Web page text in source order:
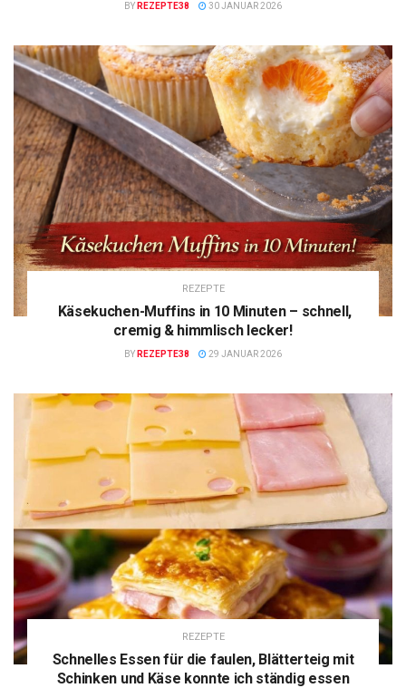
BY REZEPTE38 30 JANUAR 2026
REZEPTE
Käsekuchen-Muffins in 10 Minuten – schnell,
cremig & himmlisch lecker!
BY REZEPTE38 29 JANUAR 2026
REZEPTE
Schnelles Essen für die faulen, Blätterteig mit
Schinken und Käse konnte ich ständig essen